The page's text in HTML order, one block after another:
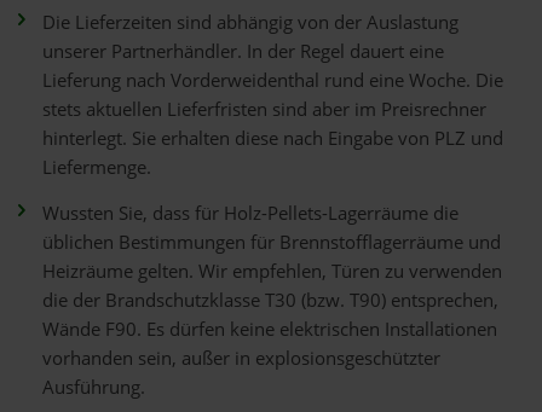
Die Lieferzeiten sind abhängig von der Auslastung
unserer Partnerhändler. In der Regel dauert eine
Lieferung nach Vorderweidenthal rund eine Woche. Die
stets aktuellen Lieferfristen sind aber im Preisrechner
hinterlegt. Sie erhalten diese nach Eingabe von PLZ und
Liefermenge.
Wussten Sie, dass für Holz-Pellets-Lagerräume die
üblichen Bestimmungen für Brennstofflagerräume und
Heizräume gelten. Wir empfehlen, Türen zu verwenden
die der Brandschutzklasse T30 (bzw. T90) entsprechen,
Wände F90. Es dürfen keine elektrischen Installationen
vorhanden sein, außer in explosionsgeschützter
Ausführung.